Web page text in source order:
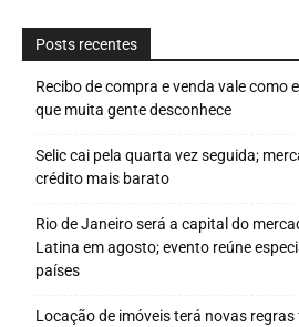
Posts recentes
Recibo de compra e venda vale como
que muita gente desconhece
Selic cai pela quarta vez seguida;
crédito mais barato
Rio de Janeiro será a capital do
Latina em agosto; evento reúne
países
Locação de imóveis terá novas